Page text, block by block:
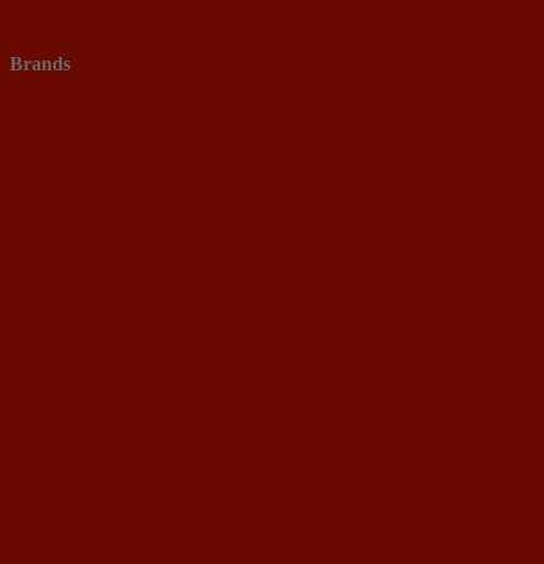
Brands